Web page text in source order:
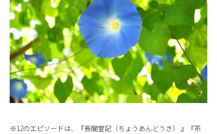
※12のエピソードは、『長闇堂記（ちょうあんどうき） 』『茶